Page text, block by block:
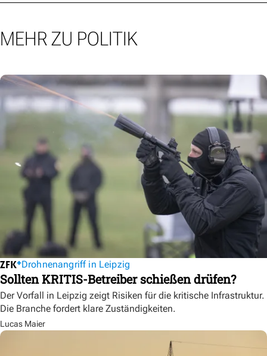
MEHR ZU POLITIK
Drohnenangriff in Leipzig
Sollten KRITIS-Betreiber schießen drüfen?
Der Vorfall in Leipzig zeigt Risiken für die kritische Infrastruktur.
Die Branche fordert klare Zuständigkeiten.
Lucas Maier